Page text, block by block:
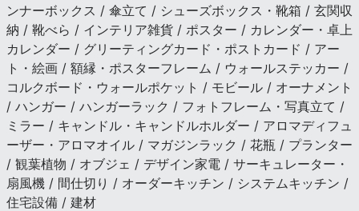
ンナーボックス / 傘立て / シューズボックス・靴箱 / 玄関収
納 / 靴べら / インテリア雑貨 / ポスター / カレンダー・卓上
カレンダー / グリーティングカード・ポストカード / アー
ト・絵画 / 額縁・ポスターフレーム / ウォールステッカー /
コルクボード・ウォールポケット / モビール / オーナメント
/ ハンガー / ハンガーラック / フォトフレーム・写真立て /
ミラー / キャンドル・キャンドルホルダー / アロマディフュ
ーザー・アロマオイル / マガジンラック / 花瓶 / プランター
/ 観葉植物 / オブジェ / デザイン家電 / サーキュレーター・
扇風機 / 間仕切り / オーダーキッチン / システムキッチン /
住宅設備 / 建材